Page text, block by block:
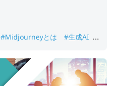
#Midjourneyとは
#生成AI